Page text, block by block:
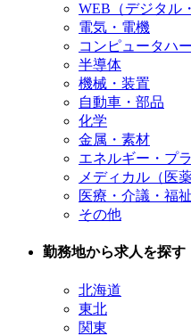
WEB（デジタル
電気・電機
コンピュータハ
半導体
機械・装置
自動車・部品
化学
金属・素材
エネルギー・プ
メディカル（医
医療・介議・福祉
その他
勤務地から求人を探す
北海道
東北
関東